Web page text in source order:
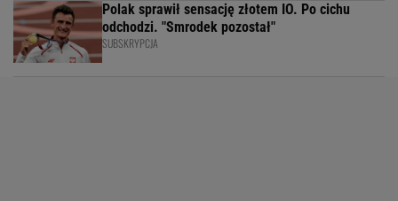
Polak sprawił sensację złotem IO. Po cichu
odchodzi. "Smrodek pozostał"
SUBSKRYPCJA